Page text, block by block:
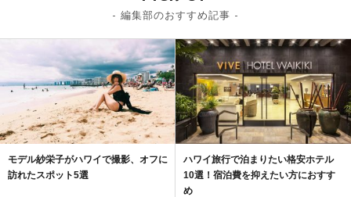
- 編集部のおすすめ記事 -
モデル紗栄子がハワイで撮影、オフに
訪れたスポット5選
ハワイ旅行で泊まりたい格安ホテル
10選！宿泊費を抑えたい方におすす
め